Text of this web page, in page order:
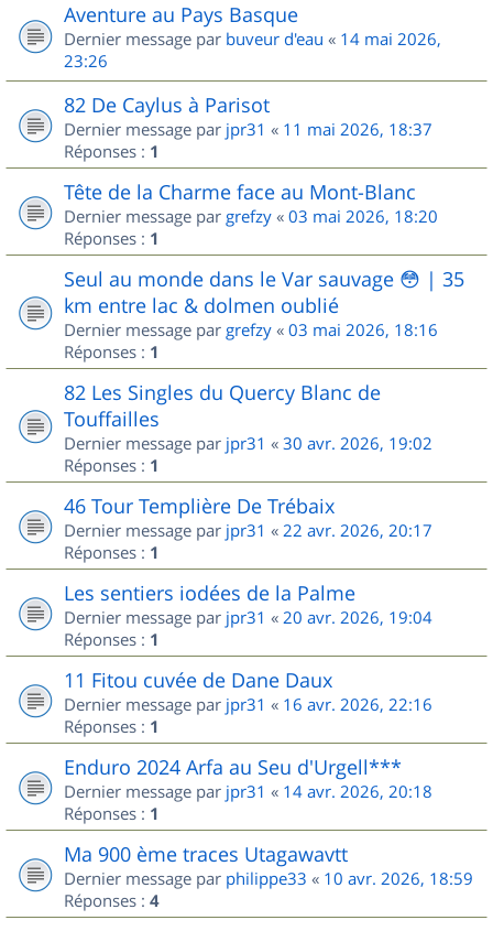
Aventure au Pays Basque
Dernier message par buveur d'eau « 14 mai 2026,
23:26
82 De Caylus à Parisot
Dernier message par jpr31 « 11 mai 2026, 18:37
Réponses : 1
Tête de la Charme face au Mont-Blanc
Dernier message par grefzy « 03 mai 2026, 18:20
Réponses : 1
Seul au monde dans le Var sauvage 😳 | 35
km entre lac & dolmen oublié
Dernier message par grefzy « 03 mai 2026, 18:16
Réponses : 1
82 Les Singles du Quercy Blanc de
Touffailles
Dernier message par jpr31 « 30 avr. 2026, 19:02
Réponses : 1
46 Tour Templière De Trébaix
Dernier message par jpr31 « 22 avr. 2026, 20:17
Réponses : 1
Les sentiers iodées de la Palme
Dernier message par jpr31 « 20 avr. 2026, 19:04
Réponses : 1
11 Fitou cuvée de Dane Daux
Dernier message par jpr31 « 16 avr. 2026, 22:16
Réponses : 1
Enduro 2024 Arfa au Seu d'Urgell***
Dernier message par jpr31 « 14 avr. 2026, 20:18
Réponses : 1
Ma 900 ème traces Utagawavtt
Dernier message par philippe33 « 10 avr. 2026, 18:59
Réponses : 4